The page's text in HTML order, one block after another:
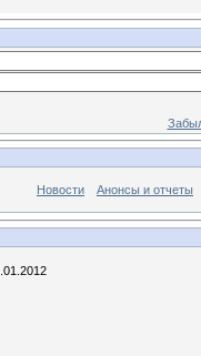
Новости Анонсы и отчеты